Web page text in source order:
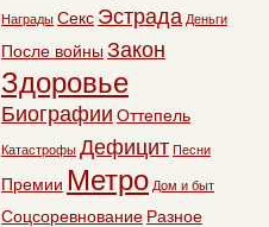
Награды Секс Эстрада Деньги
После войны Закон
Здоровье
Биографии Оттепель
Катастрофы Дефицит Песни
Премии Метро Дом и быт
Соцсоревнование Разное